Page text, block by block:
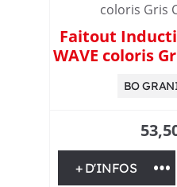
o
u
t
Faitout
WAVE coloris
BO
+ D'INFOS